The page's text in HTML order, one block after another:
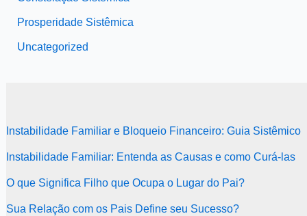
Prosperidade Sistêmica
Uncategorized
Instabilidade Familiar e Bloqueio Financeiro: Guia Sistêmico
Instabilidade Familiar: Entenda as Causas e como Curá-las
O que Significa Filho que Ocupa o Lugar do Pai?
Sua Relação com os Pais Define seu Sucesso?